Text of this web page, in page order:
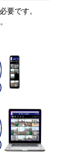
要です。